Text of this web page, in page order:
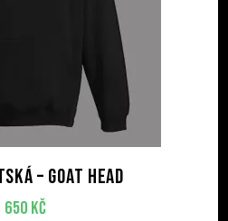
– Goat Head
650 Kč